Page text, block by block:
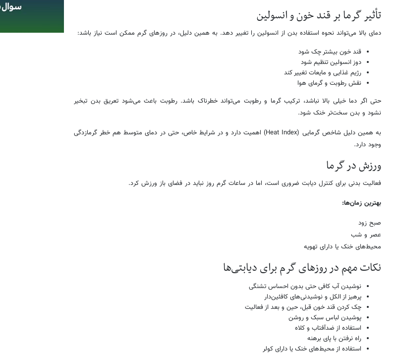
تأثیر گرما بر قند خون و انسولین
دمای بالا می‌تواند نحوه استفاده بدن از انسولین را تغییر دهد. به همین دلیل، در روزهای گرم ممکن است نیاز باشد:
قند خون بیشتر چک شود
دوز انسولین تنظیم شود
رژیم غذایی و مایعات تغییر کند
نقش رطوبت و گرمای هوا
حتی اگر دما خیلی بالا نباشد، ترکیب گرما و رطوبت می‌تواند خطرناک باشد. رطوبت باعث می‌شود تعریق بدن تبخیر
نشود و بدن سخت‌تر خنک شود.
به همین دلیل شاخص گرمایی (Heat Index) اهمیت دارد و در شرایط خاص، حتی در دمای متوسط هم خطر گرمازدگی
وجود دارد.
ورزش در گرما
فعالیت بدنی برای کنترل دیابت ضروری است، اما در ساعات گرم روز نباید در فضای باز ورزش کرد.
بهترین زمان‌ها:
صبح زود
عصر و شب
محیط‌های خنک یا دارای تهویه
نکات مهم در روزهای گرم برای دیابتی‌ها
نوشیدن آب کافی حتی بدون احساس تشنگی
پرهیز از الکل و نوشیدنی‌های کافئین‌دار
چک کردن قند خون قبل، حین و بعد از فعالیت
پوشیدن لباس سبک و روشن
استفاده از ضدآفتاب و کلاه
راه نرفتن با پای برهنه
استفاده از محیط‌های خنک یا دارای کولر